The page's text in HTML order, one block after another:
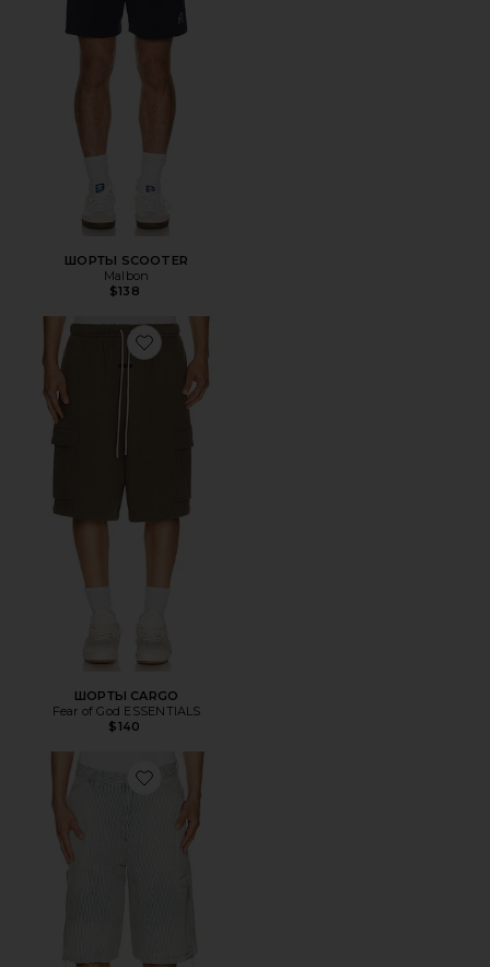
ШОРТЫ SCOOTER
Malbon
$138
Favorite ШОРТЫ CARGO
ШОРТЫ CARGO
Fear of God ESSENTIALS
$140
Favorite ДЖИНСОВЫЕ ШОРТЫ NA